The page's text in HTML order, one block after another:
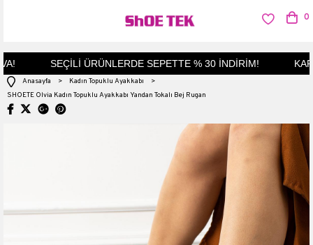
SEÇİLİ ÜRÜNLERDE SEPETTE % 30 İNDİRİM!
0
Anasayfa > Kadın Topuklu Ayakkabı
>
SHOETE Olvia Kadın Topuklu Ayakkabı Yandan Tokalı Bej Rugan